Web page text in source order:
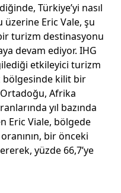
Türkiye’yi nasıl
Eric Vale, şu
turizm destinasyonu
devam ediyor. IHG
etkileyici turizm
bölgesin­de kilit bir
Afrika
yıl bazında
Eric Viale, bölgede
bir önceki
yüzde 66,7’ye